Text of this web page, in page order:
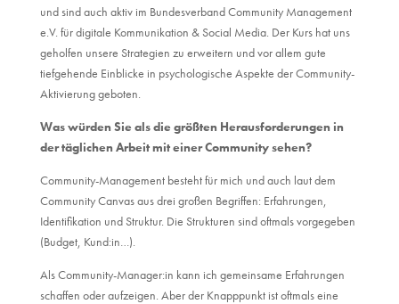
und sind auch aktiv im Bundesverband Community Management
e.V. für digitale Kommunikation & Social Media. Der Kurs hat uns
geholfen unsere Strategien zu erweitern und vor allem gute
tiefgehende Einblicke in psychologische Aspekte der Community-
Aktivierung geboten.
Was würden Sie als die größten Herausforderungen in
der täglichen Arbeit mit einer Community sehen?
Community-Management besteht für mich und auch laut dem
Community Canvas aus drei großen Begriffen: Erfahrungen,
Identifikation und Struktur. Die Strukturen sind oftmals vorgegeben
(Budget, Kund:in…).
Als Community-Manager:in kann ich gemeinsame Erfahrungen
schaffen oder aufzeigen. Aber der Knapppunkt ist oftmals eine